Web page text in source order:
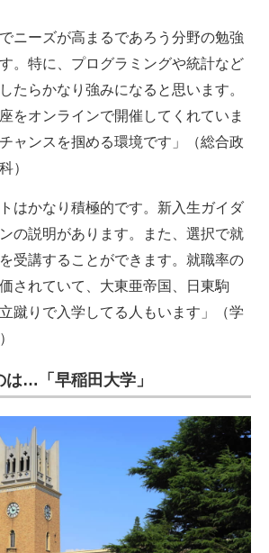
ニーズが高まるであろう分野の勉強
。特に、プログラミングや統計など
たらかなり強みになると思います。
をオンラインで開催してくれていま
ャンスを掴める環境です」（総合政
）
はかなり積極的です。新入生ガイダ
の説明があります。また、選択で就
受講することができます。就職率の
されていて、大東亜帝国、日東駒
蹴りで入学してる人もいます」（学
…「早稲田大学」